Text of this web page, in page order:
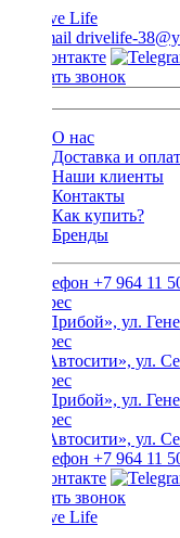
drivelife-
Заказать звонок
О нас
Доставка и
Наши клиенты
Контакты
Как купить?
Бренды
+7 964 11
ТЦ «Прибой», ул.
ТЦ «Автосити», ул.
ТЦ «Прибой», ул.
ТЦ «Автосити», ул.
+7 964 11
Заказать звонок